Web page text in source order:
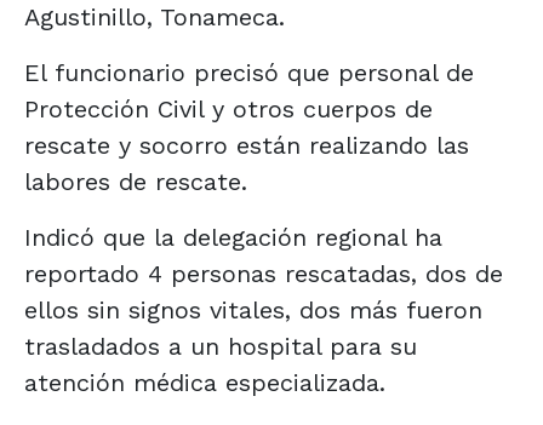
Agustinillo, Tonameca.
El funcionario precisó que personal de
Protección Civil y otros cuerpos de
rescate y socorro están realizando las
labores de rescate.
Indicó que la delegación regional ha
reportado 4 personas rescatadas, dos de
ellos sin signos vitales, dos más fueron
trasladados a un hospital para su
atención médica especializada.